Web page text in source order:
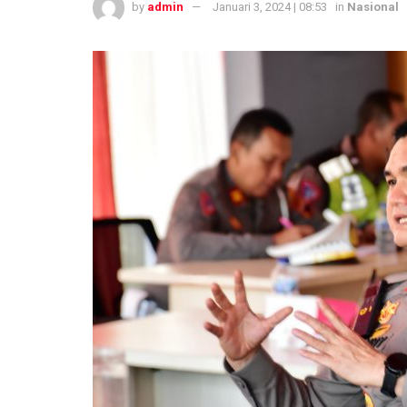
by admin Januari 3, 2024 | 08:53 in Nasional